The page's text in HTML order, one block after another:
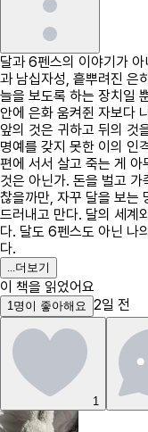
달과 6펜스의 이야기가
과 남십자성, 흩뿌려진 은
늘을 보도록 하는 장치일
안에 은화 움켜쥔 자보다
앞의 것은 귀하고 뒤의 것
명예를 갖지 못한 이의 인
편에 서서 살고 죽는 게
것은 아닌가. 돈을 벌고
찮을까만, 자꾸 달을 보는
드러내고 만다. 달의 세계
다. 달도 6펜스도 아닌 나
다.
...더보기
이 책을 읽었어요
1명 이 좋아해요 2일 전
1